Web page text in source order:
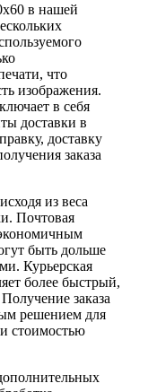
в нашей
что
изображения.
в себя
доставки в
доставку
заказа
из веса
Почтовая
быть дольше
Курьерская
более быстрый,
заказа
решением для
стоимостью